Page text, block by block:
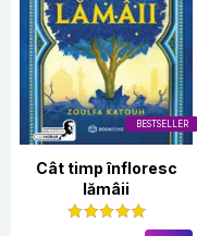
BESTSELLER
Cât timp înfloresc
lămâii